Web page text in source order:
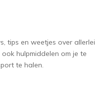
tips en weetjes over allerlei
hulpmiddelen om je te
te halen.